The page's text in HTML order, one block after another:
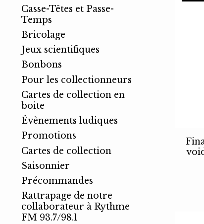
Casse-Têtes et Passe-
Temps
Bricolage
Jeux scientifiques
Bonbons
Pour les collectionneurs
Cartes de collection en
boite
Évènements ludiques
Promotions
Cartes de collection
Saisonnier
Précommandes
Rattrapage de notre
collaborateur à Rythme
FM 93.7/98.1